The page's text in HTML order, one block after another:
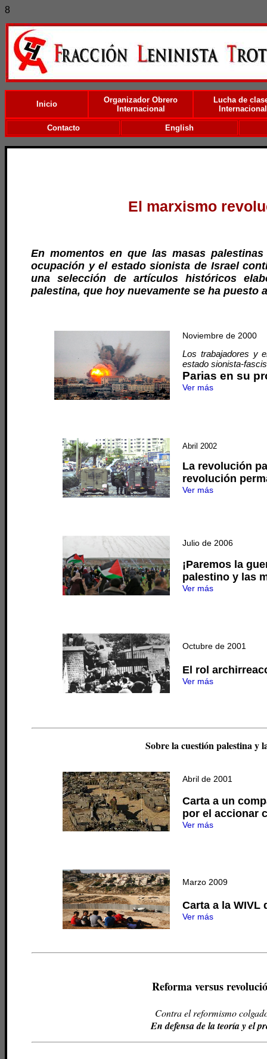
8
Inicio
Organizador Obrero
Internacional
Lucha de
Internacional
Contacto English
El marxismo
En momentos en que las masas
ocupación y el estado sionista de Israel
una selección de artículos históricos
palestina, que hoy nuevamente se ha puesto
Noviembre de 2000
Los trabajadores y
estado sionista-
Parias en su
Ver más
Abril 2002
La revolución
revolución
Ver más
Julio de 2006
¡Paremos la
palestino y las
Ver más
Octubre de 2001
El rol
Ver más
Sobre la cuestión palestina y
Abril de 2001
Carta a un
por el accionar
Ver más
Marzo 2009
Carta a la WIVL
Ver más
Reforma versus
Contra el reformismo
En defensa de la teoría y el